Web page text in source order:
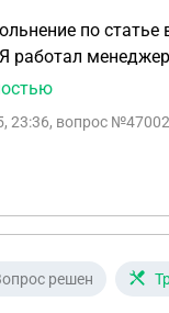
по статье
2020 года. 10
больничном, о
в день
указано,
рабочем месте
23:36, вопрос
решен